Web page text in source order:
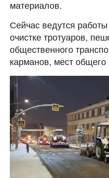
материалов.
Сейчас ведутся
очистке тротуаров,
общественного
карманов, мест общего